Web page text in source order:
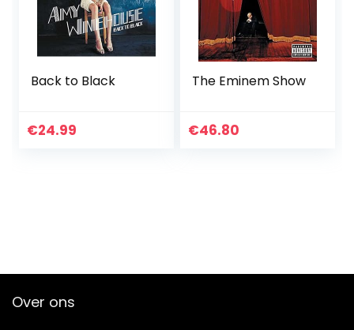
Back to Black
€24.99
The Eminem Show
€46.80
Over ons